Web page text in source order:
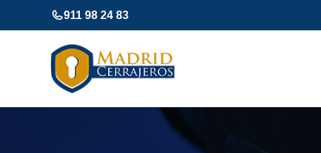
al
911 98 24 83